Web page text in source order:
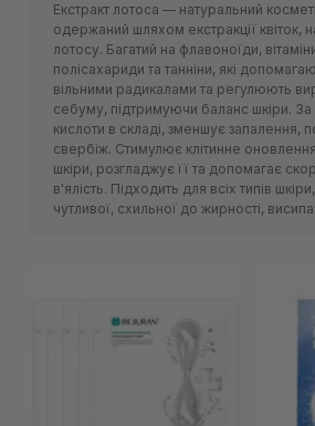
Екстракт лотоса — натуральний
одержаний шляхом екстракції квіток,
лотосу. Багатий на флавоноїди,
полісахариди та танніни, які
вільними радикалами та регулюють
себуму, підтримуючи баланс шкіри. За
кислоти в складі, зменшує запалення,
свербіж. Стимулює клітинне
шкіри, розгладжує її та допомагає
в'ялість. Підходить для всіх типів
чутливої, схильної до жирності,